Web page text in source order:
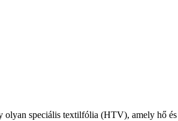
speciális textilfólia (HTV), amely hő